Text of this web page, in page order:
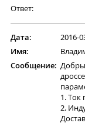
Ответ:
Дата:
2016-
Имя:
Сообщение:
1. Ток
2.